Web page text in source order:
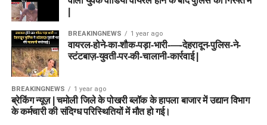
BREAKINGNEWS 1 year ago
वायरल-होने-का-शौक-पड़ा-भारी-—-देहरादून-पुलिस-ने-
स्टंटबाज़-युवती-पर-की-चालानी-कार्रवाई |
BREAKINGNEWS 1 year ago
ब्रेकिंग न्यूज़ | चमोली जिले के पोखरी ब्लॉक के हापला बाजार में उद्यान विभाग
के कर्मचारी की संदिग्ध परिस्थितियों में मौत हो गई।